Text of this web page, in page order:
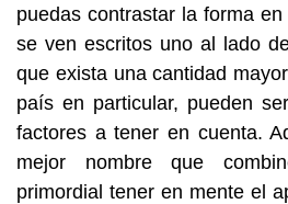
puedas contrastar la forma
se ven escritos uno al lado
que exista una cantidad
país en particular, pueden
factores a tener en cuenta.
mejor nombre que
primordial tener en mente el